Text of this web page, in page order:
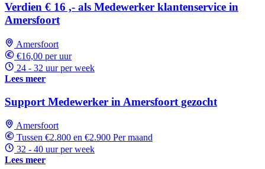
Verdien € 16 ,- als Medewerker klantenservice in
Amersfoort
Amersfoort
€16,00 per uur
24 - 32 uur per week
Lees meer
Support Medewerker in Amersfoort gezocht
Amersfoort
Tussen €2.800 en €2.900 Per maand
32 - 40 uur per week
Lees meer